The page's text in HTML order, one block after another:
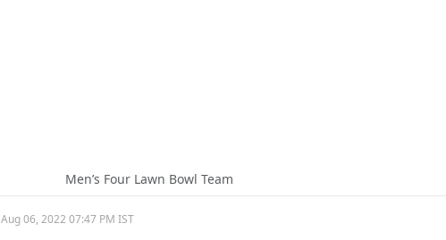
Men’s Four Lawn Bowl Team
Aug 06, 2022 07:47 PM IST